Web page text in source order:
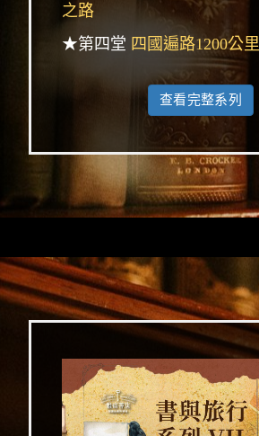
之路
★第四堂 四國遍路1200公里
查看完整系列